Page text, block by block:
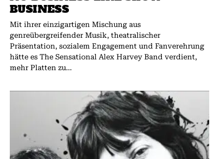
BUSINESS
Mit ihrer einzigartigen Mischung aus
genreübergreifender Musik, theatralischer
Präsentation, sozialem Engagement und Fanverehrung
hätte es The Sensational Alex Harvey Band verdient,
mehr Platten zu...